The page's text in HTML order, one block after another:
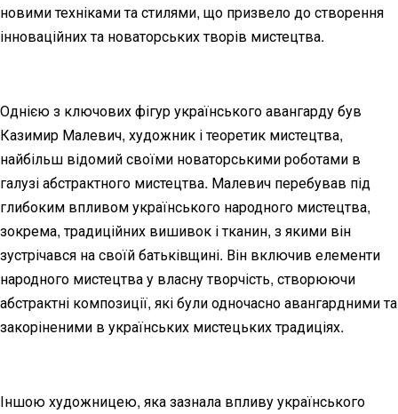
новими техніками та стилями, що призвело до створення
інноваційних та новаторських творів мистецтва.
Однією з ключових фігур українського авангарду був
Казимир Малевич, художник і теоретик мистецтва,
найбільш відомий своїми новаторськими роботами в
галузі абстрактного мистецтва. Малевич перебував під
глибоким впливом українського народного мистецтва,
зокрема, традиційних вишивок і тканин, з якими він
зустрічався на своїй батьківщині. Він включив елементи
народного мистецтва у власну творчість, створюючи
абстрактні композиції, які були одночасно авангардними та
закоріненими в українських мистецьких традиціях.
Іншою художницею, яка зазнала впливу українського